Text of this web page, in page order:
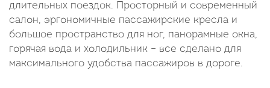
длительных поездок. Просторный и современный
салон, эргономичные пассажирские кресла и
большое пространство для ног, панорамные окна,
горячая вода и холодильник – все сделано для
максимального удобства пассажиров в дороге.